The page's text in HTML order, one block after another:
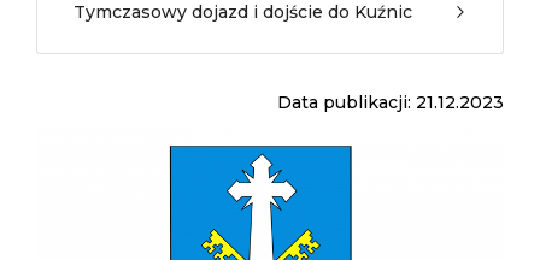
Tymczasowy dojazd i dojście do Kuźnic
Data publikacji: 21.12.2023